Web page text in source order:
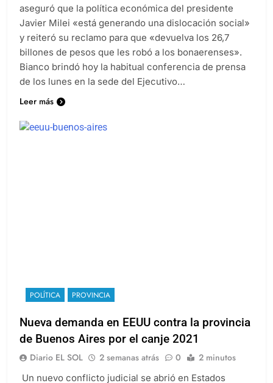
aseguró que la política económica del presidente
Javier Milei «está generando una dislocación social»
y reiteró su reclamo para que «devuelva los 26,7
billones de pesos que les robó a los bonaerenses».
Bianco brindó hoy la habitual conferencia de prensa
de los lunes en la sede del Ejecutivo…
Leer más
POLÍTICA PROVINCIA
Nueva demanda en EEUU contra la provincia
de Buenos Aires por el canje 2021
Diario EL SOL 2 semanas atrás 0 2 minutos
Un nuevo conflicto judicial se abrió en Estados